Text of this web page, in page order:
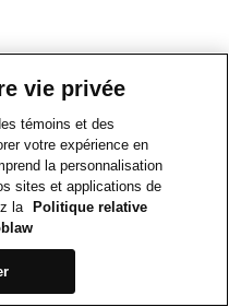
vie privée
témoins et des
votre expérience en
la personnalisation
sites et applications de
la
Politique relative